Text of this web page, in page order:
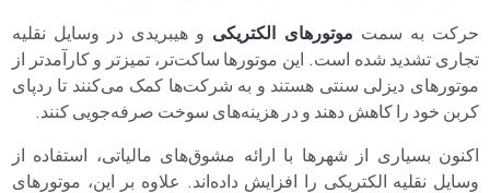
حرکت به سمت موتورهای الکتریکی و هیبریدی در وسایل نقلیه
تجاری تشدید شده است. این موتورها ساکت‌تر، تمیزتر و کارآمدتر از
موتورهای دیزلی سنتی هستند و به شرکت‌ها کمک می‌کنند تا ردپای
کربن خود را کاهش دهند و در هزینه‌های سوخت صرفه‌جویی کنند.
اکنون بسیاری از شهرها با ارائه مشوق‌های مالیاتی، استفاده از
وسایل نقلیه الکتریکی را افزایش داده‌اند. علاوه بر این، موتورهای